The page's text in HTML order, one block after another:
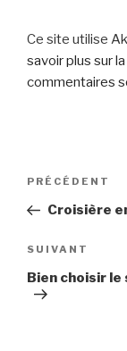
Ce site utilise
savoir plus sur
commentaires
Navigation
l’article
Article
précédent
PRÉCÉDENT
Croisière
Article
suivant
SUIVANT
Bien choisir le